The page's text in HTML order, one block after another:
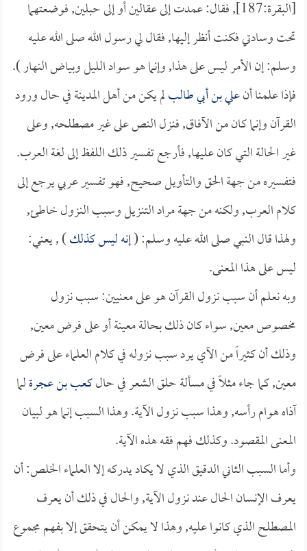
[البقرة:187], فقال: عمدت إلى عقالين أو إلى حبلين, فوضعتهما
تحت وسادتي فكنت أنظر إليها, فقال لي رسول الله صلى الله عليه
وسلم: إن الأمر ليس على هذا, وإنما هو سواد الليل وبياض النهار ).
فإذا علمنا أنعلي بن أبي طالبلم يكن من أهل المدينة في حال ورود
القرآن وإنما كان من الآفاق, فنزل النص على غير مصطلحه, وعلى
غير الحالة التي كان عليها, فأرجع تفسير ذلك اللفظ إلى لغة العرب.
فتفسيره من جهة الحق والتأويل صحيح, فهو تفسير عربي يرجع إلى
كلام العرب, ولكنه من جهة مراد التنزيل وسبب النزول خاطئ,
ولهذا قال النبي صلى الله عليه وسلم: (إنه ليس كذلك) , يعني:
ليس على هذا المعنى.
وبه نعلم أن سبب نزول القرآن هو على معنيين: سبب نزول
مخصوص معين, سواء كان ذلك بحالة معينة أو على فرض معين,
وذلك أن كثيراً من الآي يرد سبب نزوله في كلام العلماء على فرض
معين, كما جاء مثلاً في مسألة حلق الشعر في حالكعب بن عجرةلما
آذاه هوام رأسه, وهذا سبب نزول الآية. وهذا السبب إنما هو لبيان
المعنى المقصود. وكذلك فهم فقه هذه الآية.
وأما السبب الثاني الدقيق الذي لا يكاد يدركه إلا العلماء الخلص: أن
يعرف الإنسان الحال عند نزول الآية, والحال في ذلك أن يعرف
المصطلح الذي كانوا عليه, وهذا لا يمكن أن يتحقق إلا بفهم مجموع